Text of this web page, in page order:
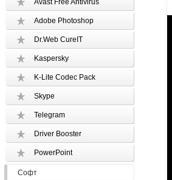
Avast Free Antivirus
Adobe Photoshop
Dr.Web CureIT
Kaspersky
K-Lite Codec Pack
Skype
Telegram
Driver Booster
PowerPoint
Софт